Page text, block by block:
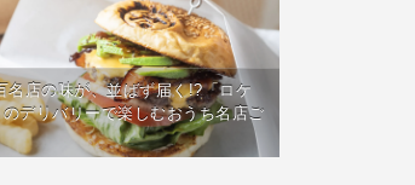
名店の味が、並ばず届く!?「ロケ
のデリバリーで楽しむおうち名店ご